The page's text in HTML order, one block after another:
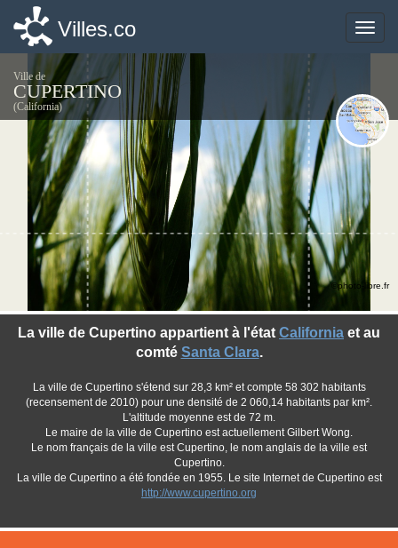
Toggle
Villes.co
Ville de
CUPERTINO
(California)
La ville de Cupertino appartient à l'état California et au
comté Santa Clara.
La ville de Cupertino s'étend sur 28,3 km² et compte 58 302 habitants
(recensement de 2010) pour une densité de 2 060,14 habitants par km².
L'altitude moyenne est de 72 m.
Le maire de la ville de Cupertino est actuellement Gilbert Wong.
Le nom français de la ville est Cupertino, le nom anglais de la ville est
Cupertino.
La ville de Cupertino a été fondée en 1955. Le site Internet de Cupertino est
http://www.cupertino.org
©photo-libre.fr
Toggle
Villes.co